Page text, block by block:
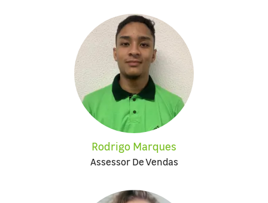
Rodrigo Marques
Assessor De Vendas